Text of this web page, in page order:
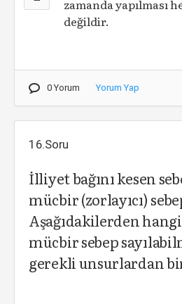
zamanda yapılması
değildir.
0 Yorum Yorum Yap
16.Soru
İlliyet bağını kesen
mücbir (zorlayıcı)
Aşağıdakilerden
mücbir sebep
gerekli unsurlardan